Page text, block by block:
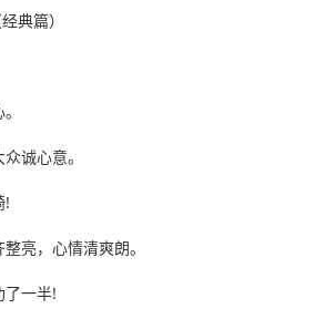
典篇）
诚心意。
!
亮，心情清爽朗。
了一半!